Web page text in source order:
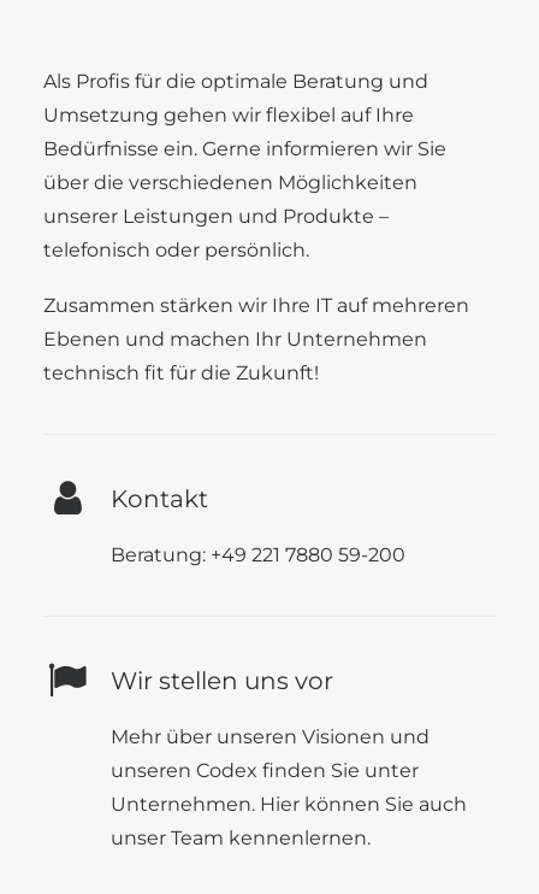
Als Profis für die optimale Beratung und
Umsetzung gehen wir flexibel auf Ihre
Bedürfnisse ein. Gerne informieren wir Sie
über die verschiedenen Möglichkeiten
unserer Leistungen und Produkte –
telefonisch oder persönlich.
Zusammen stärken wir Ihre IT auf mehreren
Ebenen und machen Ihr Unternehmen
technisch fit für die Zukunft!
Kontakt
Beratung: +49 221 7880 59-200
Wir stellen uns vor
Mehr über unseren Visionen und
unseren Codex finden Sie unter
Unternehmen. Hier können Sie auch
unser Team kennenlernen.